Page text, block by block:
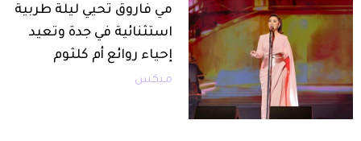
مي فاروق تحيي ليلة طربية
استثنائية في جدة وتعيد
إحياء روائع أم كلثوم
ميكس